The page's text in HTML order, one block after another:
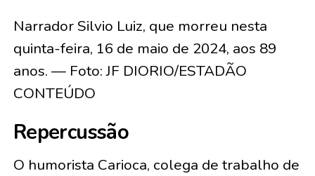
Narrador Silvio Luiz, que morreu nesta
quinta-feira, 16 de maio de 2024, aos 89
anos. — Foto: JF DIORIO/ESTADÃO
CONTEÚDO
Repercussão
O humorista Carioca, colega de trabalho de